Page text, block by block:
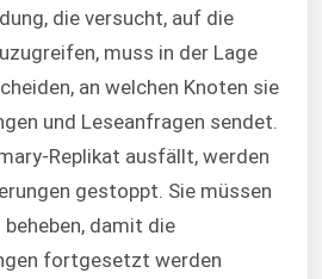
die versucht, auf die
muss in der Lage
an welchen Knoten sie
und Leseanfragen sendet.
Replikat ausfällt, werden
gestoppt. Sie müssen
damit die
fortgesetzt werden